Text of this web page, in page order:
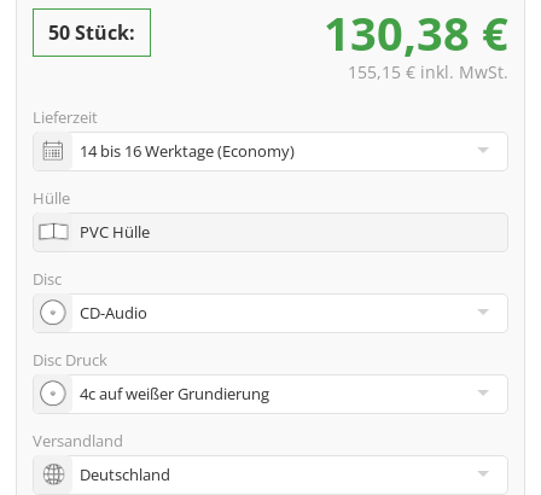
inkl. PREMIUM Datencheck (Überprüfung der Daten ink.
Screenproof bzw. PDF-Ansichtsdatei vorab zur
inkl. Glasmaster (bei Pressung) & Versand an eine
Adresse
Viele weitere Möglichkeiten wie 2. Lieferadressen,
Neutraler Versand usw. gern auf Anfrage
50 Stück: 130,38 €
155,15 € inkl. MwSt.
Lieferzeit
Hülle
PVC Hülle
Disc
Disc Druck
Versandland